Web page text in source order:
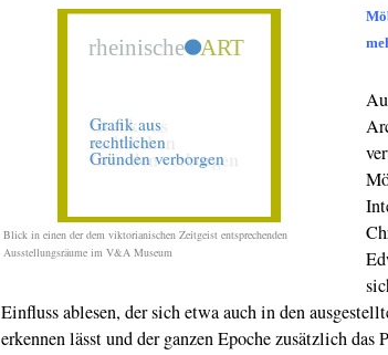
Blick in einen der dem viktorianischen Zeitgeist entsprechenden
Ausstellungsräume im V&A Museum
Einfluss ablesen, der sich etwa auch in den
erkennen lässt und der ganzen Epoche zusätzlich das